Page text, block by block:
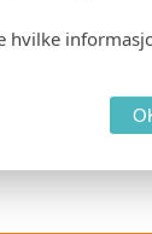
hvilke